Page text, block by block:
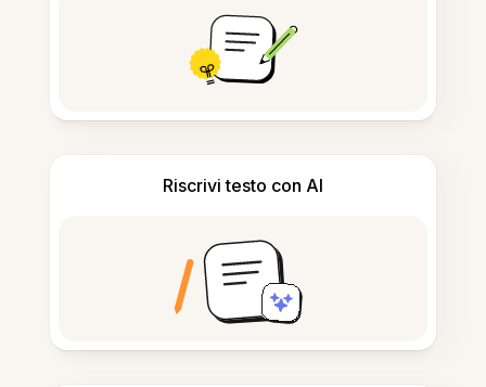
Riscrivi testo con AI